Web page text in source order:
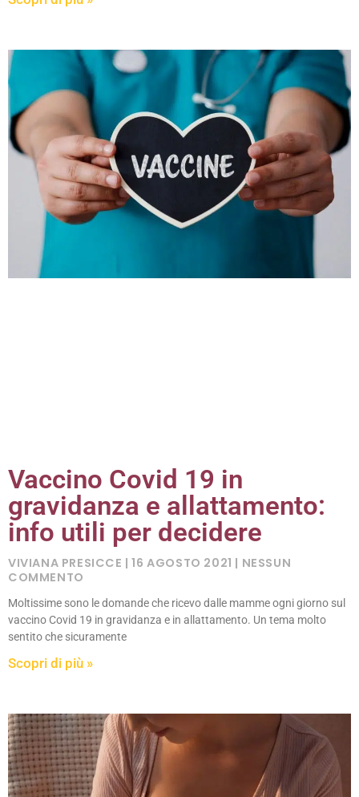
Vaccino Covid 19 in
gravidanza e allattamento:
info utili per decidere
VIVIANA PRESICCE 16 AGOSTO 2021
NESSUN
COMMENTO
Moltissime sono le domande che ricevo dalle mamme ogni giorno sul
vaccino Covid 19 in gravidanza e in allattamento. Un tema molto
sentito che sicuramente
Scopri di più »